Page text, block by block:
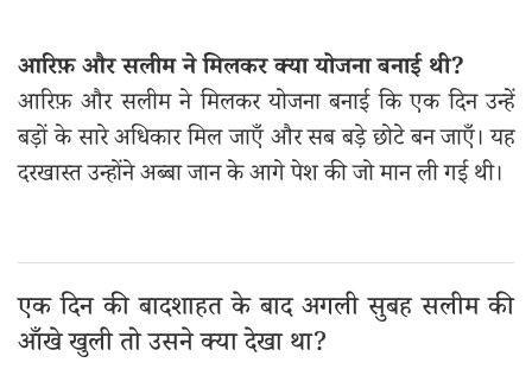
आरिफ़ और सलीम ने मिलकर क्या योजना बनाई थी?
आरिफ़ और सलीम ने मिलकर योजना बनाई कि एक दिन उन्हें
बड़ों के सारे अधिकार मिल जाएँ और सब बड़े छोटे बन जाएँ। यह
दरखास्त उन्होंने अब्बा जान के आगे पेश की जो मान ली गई थी।
एक दिन की बादशाहत के बाद अगली सुबह सलीम की
आँखे खुली तो उसने क्या देखा था?